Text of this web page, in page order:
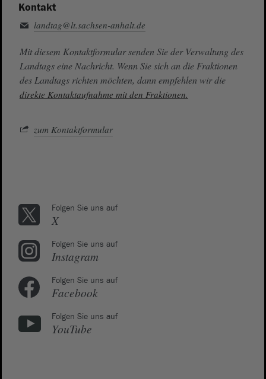
Kontakt
landtag@lt.sachsen-anhalt.de
Mit diesem Kontaktformular senden Sie der Verwaltung des
Landtags eine Nachricht. Wenn Sie sich an die Fraktionen
des Landtags richten möchten, dann empfehlen wir die
direkte Kontaktaufnahme mit den Fraktionen.
zum Kontaktformular
Folgen Sie uns auf
X
Folgen Sie uns auf
Instagram
Folgen Sie uns auf
Facebook
Folgen Sie uns auf
YouTube